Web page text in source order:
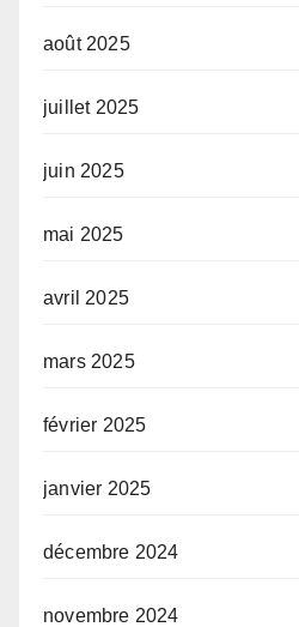
août 2025
juillet 2025
juin 2025
mai 2025
avril 2025
mars 2025
février 2025
janvier 2025
décembre 2024
novembre 2024